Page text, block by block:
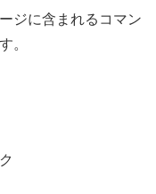
ジに含まれるコマン
。